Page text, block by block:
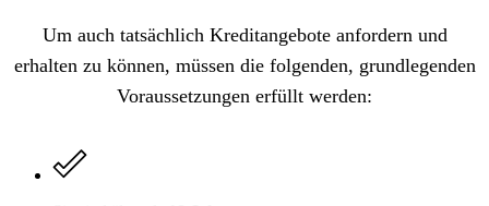
Um auch tatsächlich Kreditangebote anfordern und
erhalten zu können, müssen die folgenden, grundlegenden
Voraussetzungen erfüllt werden: